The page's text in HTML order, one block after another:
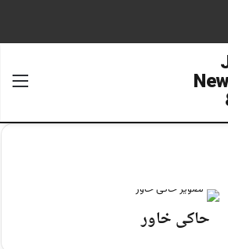
حاکی خاور